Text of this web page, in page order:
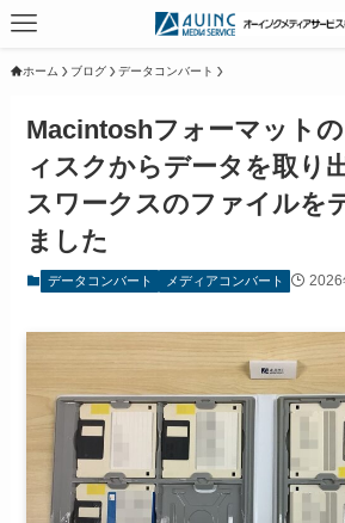
ホーム ブログ データコンバート
Macintoshフォーマット
ィスクからデータを取り
スワークスのファイルを
ました
データコンバート メディアコンバート 2026